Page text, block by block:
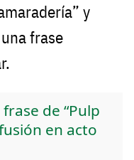
y
frase
de “Pulp
en acto